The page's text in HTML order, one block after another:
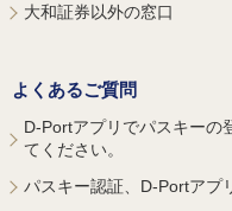
大和証券以外の窓口
よくあるご質問
D-Portアプリでパスキーの
てください。
パスキー認証、D-Portアプ